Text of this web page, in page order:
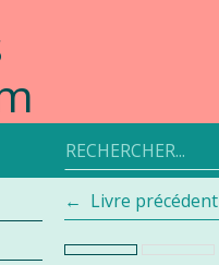
Rechercher
un
produit
Livre précédent